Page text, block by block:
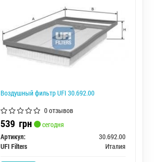
Воздушный фильтр UFI 30.692.00
0 отзывов
539грн
сегодня
Артикул:
30.692.00
UFI Filters
Италия